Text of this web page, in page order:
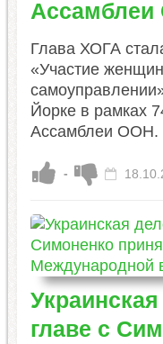
Глава ХОГА
«Участие
Йорке в рамках
Ассамблеи ООН.
-
главе с